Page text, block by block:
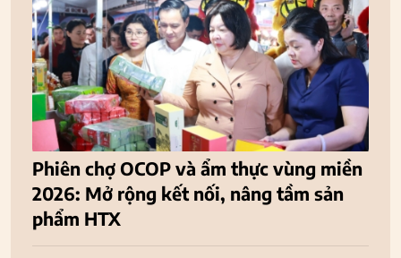
Phiên chợ OCOP và ẩm thực vùng miền
2026: Mở rộng kết nối, nâng tầm sản
phẩm HTX